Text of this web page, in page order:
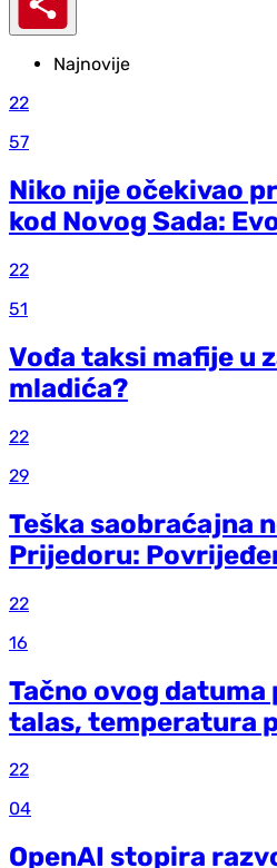
Najnovije
22
57
Niko nije očekivao
kod Novog Sada:
22
51
Vođa taksi mafije u
mladića?
22
29
Teška saobraćajna
Prijedoru:
22
16
Tačno ovog
talas, temperatura
22
04
OpenAI stopira